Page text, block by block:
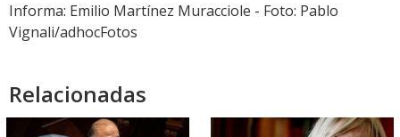
Informa: Emilio Martínez Muracciole - Foto: Pablo
Vignali/adhocFotos
Relacionadas